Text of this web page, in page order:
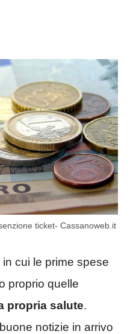
ticket- Cassanoweb.it
cui le prime spese
proprio quelle
propria salute.
notizie in arrivo